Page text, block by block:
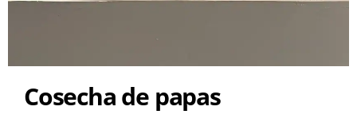
Cosecha de papas